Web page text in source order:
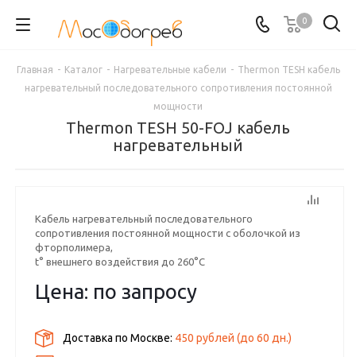
0
Главная - Каталог - Нагревательные кабели - Thermon TESH кабель
нагревательный последовательного сопротивления постоянной
мощности
Thermon TESH 50-FOJ кабель
нагревательный
Кабель нагревательный последовательного
сопротивления постоянной мощности с оболочкой из
фторполимера,
t° внешнего воздействия до 260°С
Цена: по запросу
Доставка по Москве: 450 рублей (до60 дн.)